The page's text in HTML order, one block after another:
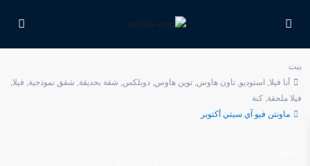
بيت
أنا فيلا, استوديو, تاون هاوس, توين هاوس, دوبلكس, شقة بحديقة, شقق نموذجية, فيلا,
فيلا ملحقة, كنة
ماونتن فيو آي سيتي أكتوبر